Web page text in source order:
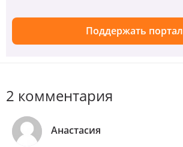
Поддержать портал
2 комментария
Анастасия